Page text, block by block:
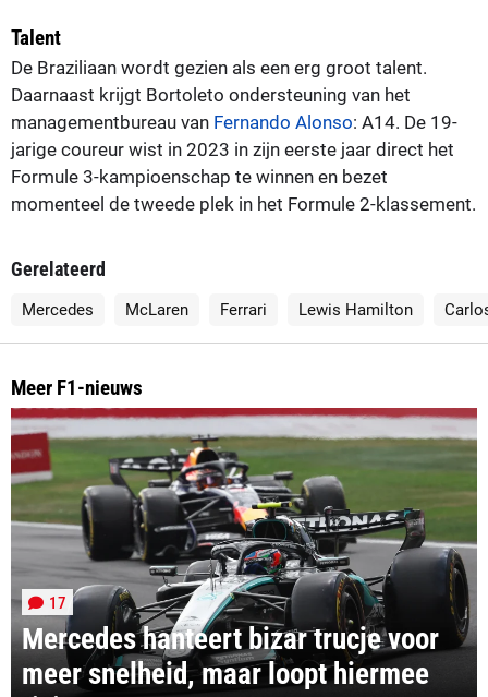
Talent
De Braziliaan wordt gezien als een erg groot talent.
Daarnaast krijgt Bortoleto ondersteuning van het
managementbureau van Fernando Alonso: A14. De 19-
jarige coureur wist in 2023 in zijn eerste jaar direct het
Formule 3-kampioenschap te winnen en bezet
momenteel de tweede plek in het Formule 2-klassement.
Gerelateerd
Mercedes McLaren Ferrari Lewis Hamilton
Meer F1-nieuws
Mercedes hanteert bizar trucje voor
meer snelheid, maar loopt hiermee
17